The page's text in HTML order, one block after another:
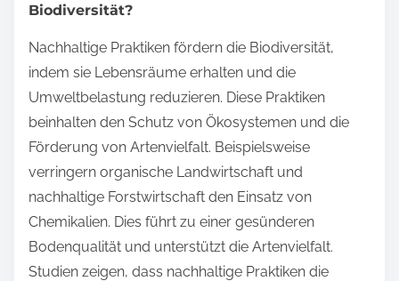
Biodiversität?
Nachhaltige Praktiken fördern die Biodiversität,
indem sie Lebensräume erhalten und die
Umweltbelastung reduzieren. Diese Praktiken
beinhalten den Schutz von Ökosystemen und die
Förderung von Artenvielfalt. Beispielsweise
verringern organische Landwirtschaft und
nachhaltige Forstwirtschaft den Einsatz von
Chemikalien. Dies führt zu einer gesünderen
Bodenqualität und unterstützt die Artenvielfalt.
Studien zeigen, dass nachhaltige Praktiken die